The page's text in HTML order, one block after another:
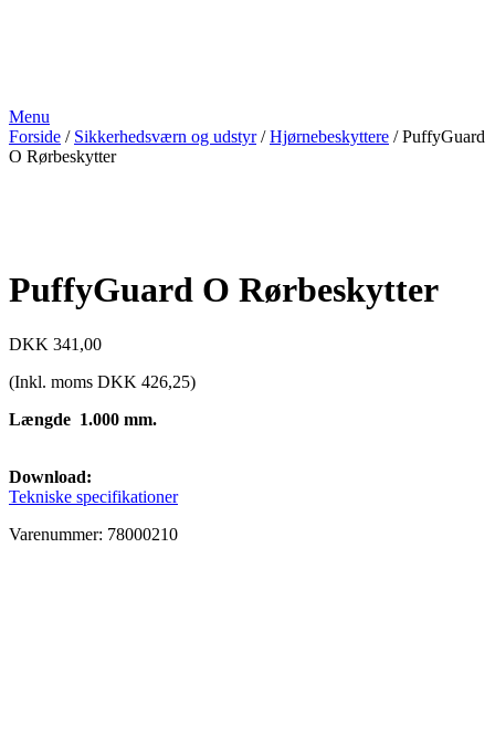
Menu
Forside / Sikkerhedsværn og udstyr/Hjørnebeskyttere / PuffyGuard
O Rørbeskytter
PuffyGuard O Rørbeskytter
DKK 341,00
(Inkl. moms DKK 426,25)
Længde 1.000 mm.
Download:
Tekniske specifikationer
Varenummer: 78000210